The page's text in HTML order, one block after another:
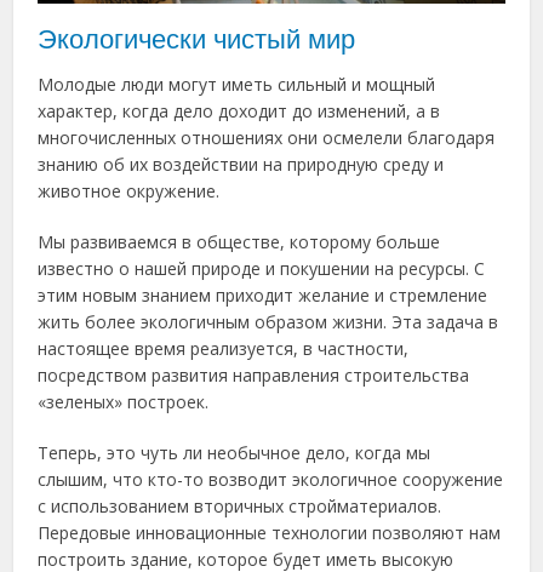
Экологически чистый мир
Молодые люди могут иметь сильный и мощный
характер, когда дело доходит до изменений, а в
многочисленных отношениях они осмелели благодаря
знанию об их воздействии на природную среду и
животное окружение.
Мы развиваемся в обществе, которому больше
известно о нашей природе и покушении на ресурсы. С
этим новым знанием приходит желание и стремление
жить более экологичным образом жизни. Эта задача в
настоящее время реализуется, в частности,
посредством развития направления строительства
«зеленых» построек.
Теперь, это чуть ли необычное дело, когда мы
слышим, что кто-то возводит экологичное сооружение
с использованием вторичных стройматериалов.
Передовые инновационные технологии позволяют нам
построить здание, которое будет иметь высокую